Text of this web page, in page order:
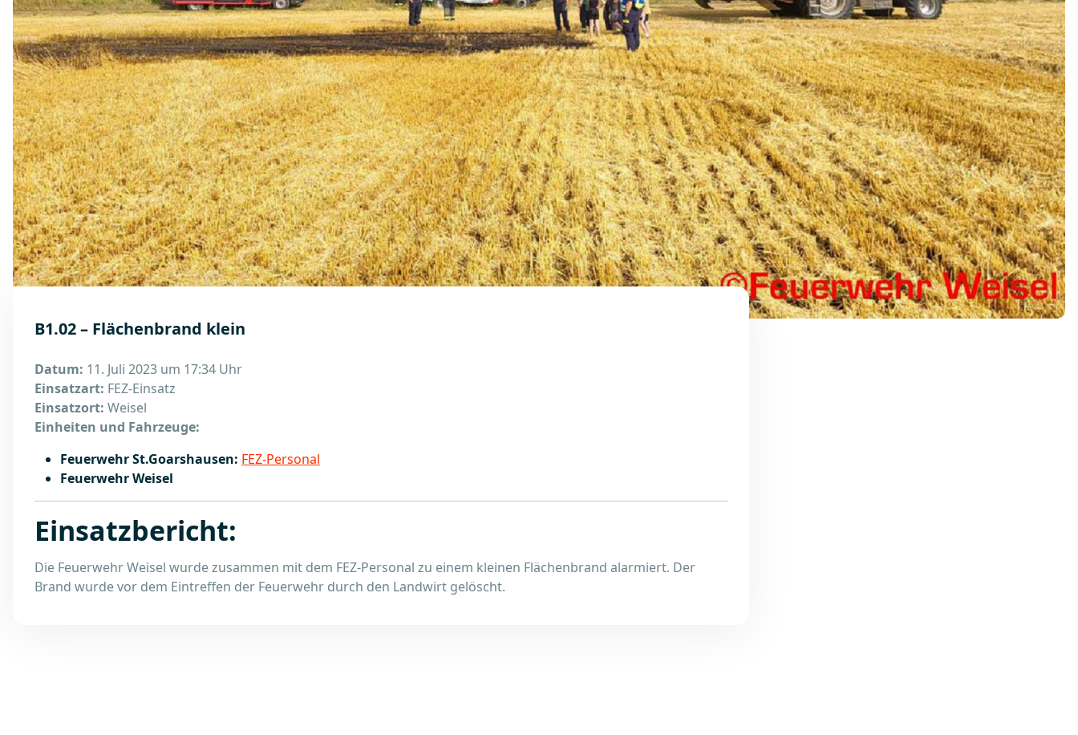
B1.02 – Flächenbrand klein
Datum: 11. Juli 2023 um 17:34 Uhr
Einsatzart: FEZ-Einsatz
Einsatzort: Weisel
Einheiten und Fahrzeuge:
Feuerwehr St.Goarshausen: FEZ-Personal
Feuerwehr Weisel
Einsatzbericht:
Die Feuerwehr Weisel wurde zusammen mit dem FEZ-Personal zu einem kleinen Flächenbrand alarmiert. Der
Brand wurde vor dem Eintreffen der Feuerwehr durch den Landwirt gelöscht.